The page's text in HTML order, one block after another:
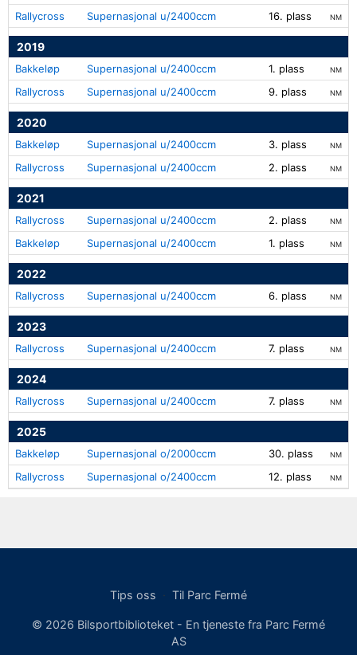
Rallycross Supernasjonal u/2400ccm 16. plass NM
2019
Bakkeløp Supernasjonal u/2400ccm 1. plass NM
Rallycross Supernasjonal u/2400ccm 9. plass NM
2020
Bakkeløp Supernasjonal u/2400ccm 3. plass NM
Rallycross Supernasjonal u/2400ccm 2. plass NM
2021
Rallycross Supernasjonal u/2400ccm 2. plass NM
Bakkeløp Supernasjonal u/2400ccm 1. plass NM
2022
Rallycross Supernasjonal u/2400ccm 6. plass NM
2023
Rallycross Supernasjonal u/2400ccm 7. plass NM
2024
Rallycross Supernasjonal u/2400ccm 7. plass NM
2025
Bakkeløp Supernasjonal o/2000ccm 30. plass NM
Rallycross Supernasjonal o/2400ccm 12. plass NM
Tips oss · Til Parc Fermé
© 2026 Bilsportbiblioteket - En tjeneste fra Parc Fermé
AS